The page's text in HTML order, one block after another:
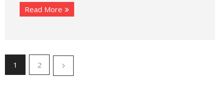
Read More
1 2